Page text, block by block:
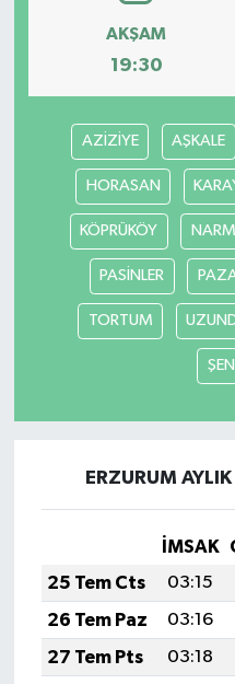
AKŞAM
19:30
AZİZİYE AŞKALE
HORASAN
KÖPRÜKÖY
PASİNLER
TORTUM
ERZURUM
İMSAK
25 Tem Cts
03:15
26 Tem Paz
03:16
27 Tem Pts
03:18